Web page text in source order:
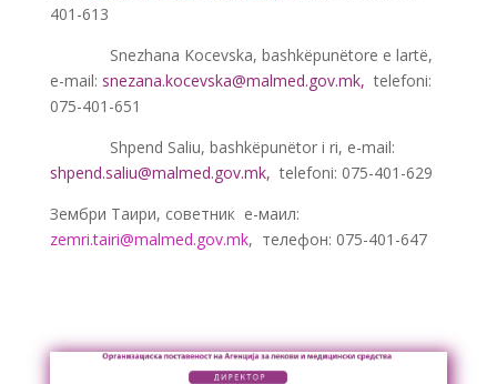
401-613
Snezhana Kocevska, bashkëpunëtore e lartë,
e-mail: snezana.kocevska@malmed.gov.mk, telefoni:
075-401-651
Shpend Saliu, bashkëpunëtor i ri, e-mail:
shpend.saliu@malmed.gov.mk, telefoni: 075-401-629
Зембри Таири, советник е-маил:
zemri.tairi@malmed.gov.mk, телефон: 075-401-647